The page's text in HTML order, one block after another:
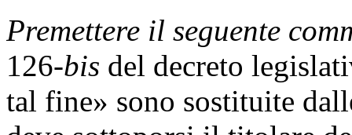
Premettere il seguente
126-bis del decreto
tal fine» sono sostituite